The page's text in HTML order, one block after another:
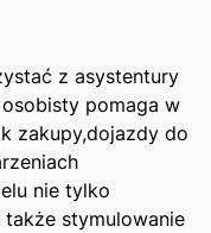
z asystentury
pomaga w
‍zakupy,dojazdy do
nie tylko
także stymulowanie